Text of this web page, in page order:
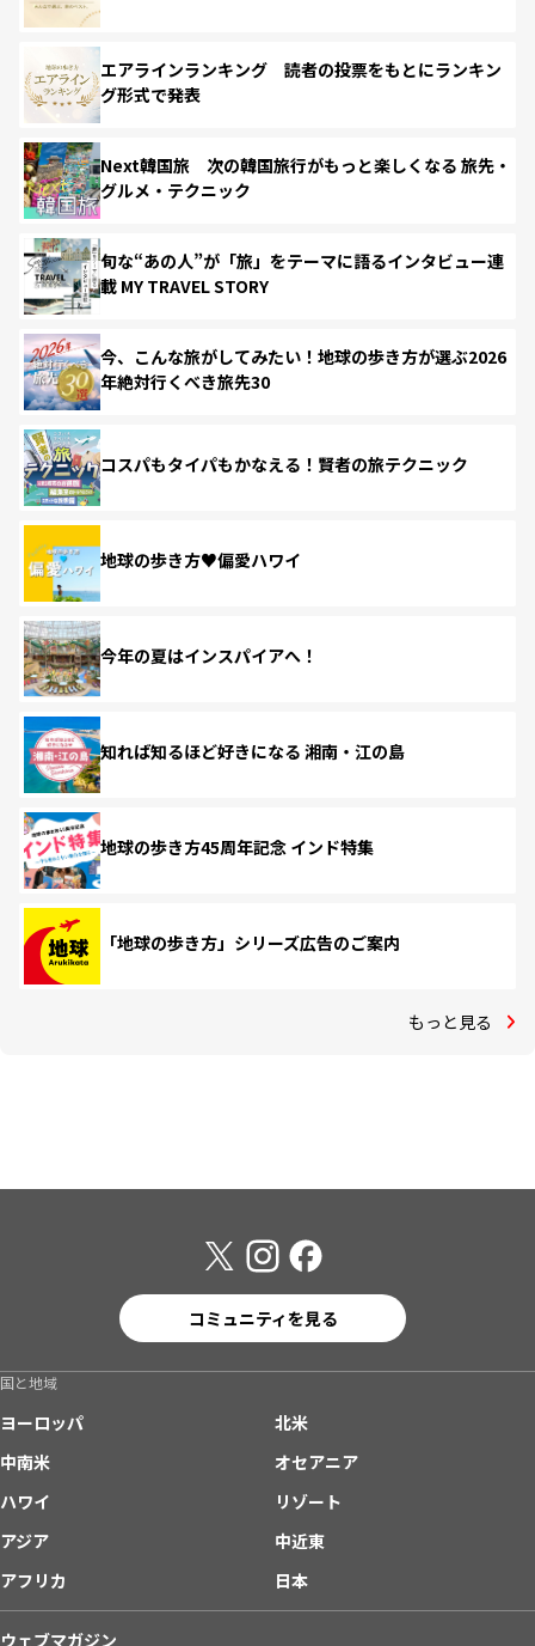
エアラインランキング 読者の投票をもとにランキン
グ形式で発表
Next韓国旅 次の韓国旅行がもっと楽しくなる 旅先・
グルメ・テクニック
旬な“あの人”が「旅」をテーマに語るインタビュー連
載 MY TRAVEL STORY
今、こんな旅がしてみたい！地球の歩き方が選ぶ2026
年絶対行くべき旅先30
コスパもタイパもかなえる！賢者の旅テクニック
地球の歩き方♥偏愛ハワイ
今年の夏はインスパイアへ！
知れば知るほど好きになる 湘南・江の島
地球の歩き方45周年記念 インド特集
「地球の歩き方」シリーズ広告のご案内
もっと見る
コミュニティを見る
国と地域
ヨーロッパ
北米
中南米
オセアニア
ハワイ
リゾート
アジア
中近東
アフリカ
日本
ウェブマガジン